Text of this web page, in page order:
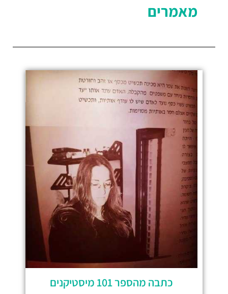
מאמרים
כתבה מהספר 101 מיסטיקנים